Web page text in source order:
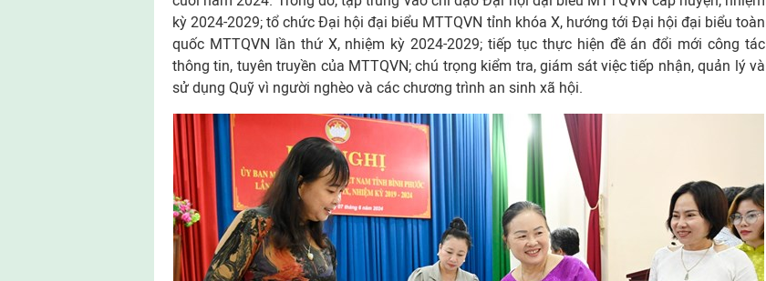
kỳ 2024-2029; tổ chức Đại hội đại biểu MTTQVN tỉnh khóa X, hướng tới Đại hội đại biểu toàn
quốc MTTQVN lần thứ X, nhiệm kỳ 2024-2029; tiếp tục thực hiện đề án đổi mới công tác
thông tin, tuyên truyền của MTTQVN; chú trọng kiểm tra, giám sát việc tiếp nhận, quản lý và
sử dụng Quỹ vì người nghèo và các chương trình an sinh xã hội.